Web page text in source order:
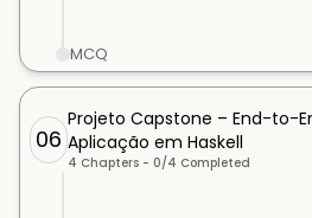
MCQ
06
Projeto Capstone – End-to-
Aplicação em Haskell
4 Chapters - 0/4 Completed